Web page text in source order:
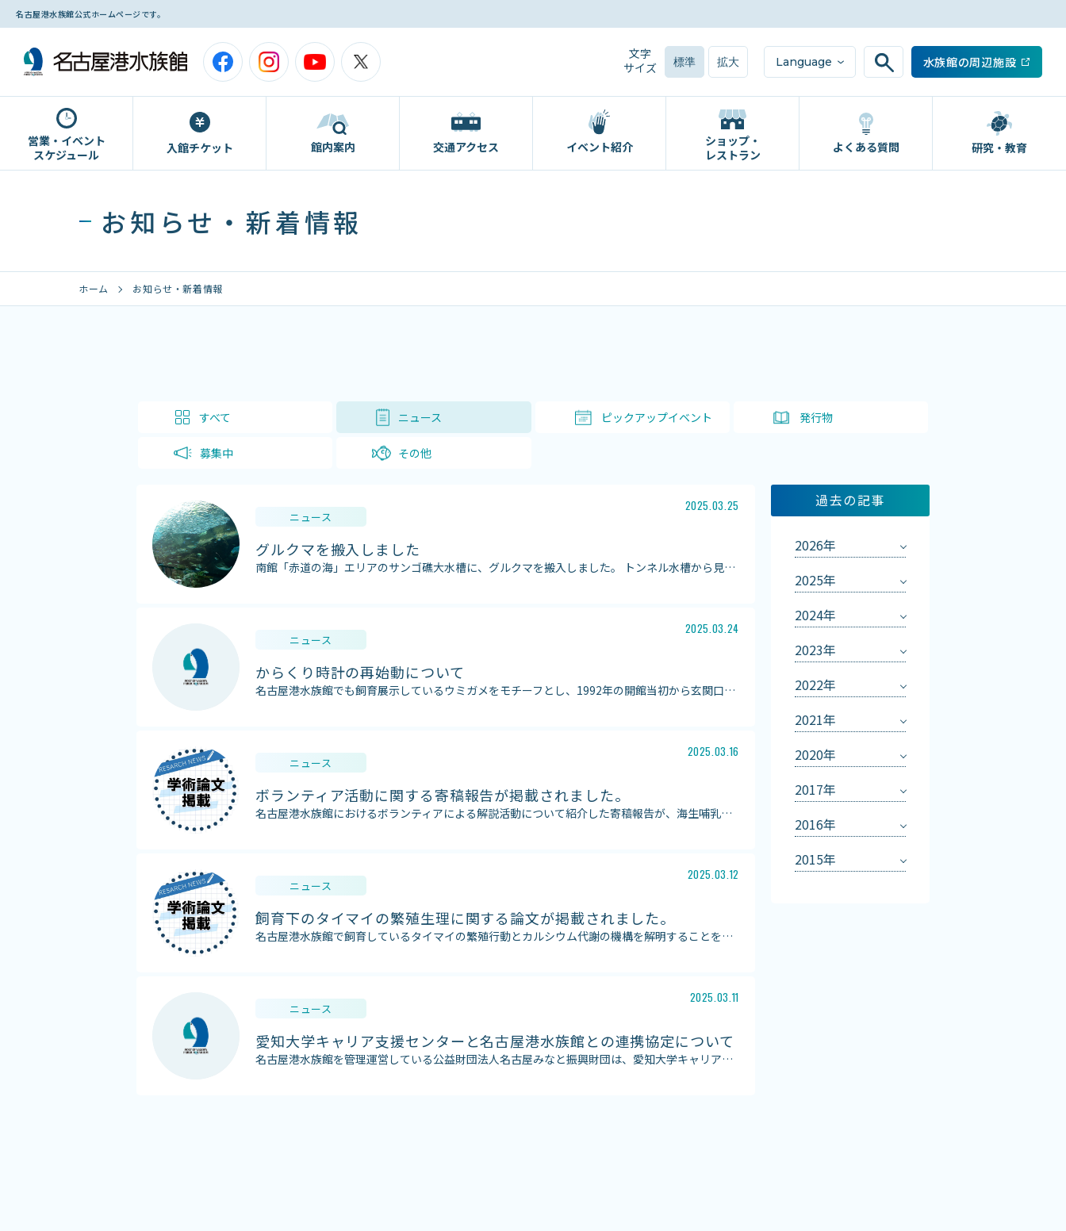
名古屋港水族館公式ホームページです。
文字
サイズ
標準 拡大 Language 水族館の周辺施設
営業・イベント
スケジュール
入館チケット 館内案内 交通アクセス イベント紹介
ショップ・
レストラン
よくある質問 研究・教育
お知らせ・新着情報
ホーム お知らせ・新着情報
すべて ニュース ピックアップイベント 発行物
募集中 その他
2025.03.25
ニュース
グルクマを搬入しました
南館「赤道の海」エリアのサンゴ礁大水槽に、グルクマを搬入しました。 トンネル水槽から見…
2025.03.24
ニュース
からくり時計の再始動について
名古屋港水族館でも飼育展示しているウミガメをモチーフとし、1992年の開館当初から玄関口…
2025.03.16
ニュース
ボランティア活動に関する寄稿報告が掲載されました。
名古屋港水族館におけるボランティアによる解説活動について紹介した寄稿報告が、海生哺乳…
2025.03.12
ニュース
飼育下のタイマイの繁殖生理に関する論文が掲載されました。
名古屋港水族館で飼育しているタイマイの繁殖行動とカルシウム代謝の機構を解明することを…
2025.03.11
ニュース
愛知大学キャリア支援センターと名古屋港水族館との連携協定について
名古屋港水族館を管理運営している公益財団法人名古屋みなと振興財団は、愛知大学キャリア…
過去の記事
2026年
2025年
2024年
2023年
2022年
2021年
2020年
2017年
2016年
2015年